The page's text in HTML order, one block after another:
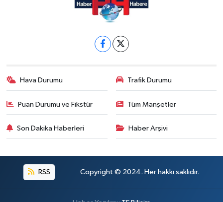
Hava Durumu Trafik Durumu
Puan Durumu ve Fikstür Tüm Manşetler
Son Dakika Haberleri Haber Arşivi
RSS Copyright © 2024. Her hakkı saklıdır.